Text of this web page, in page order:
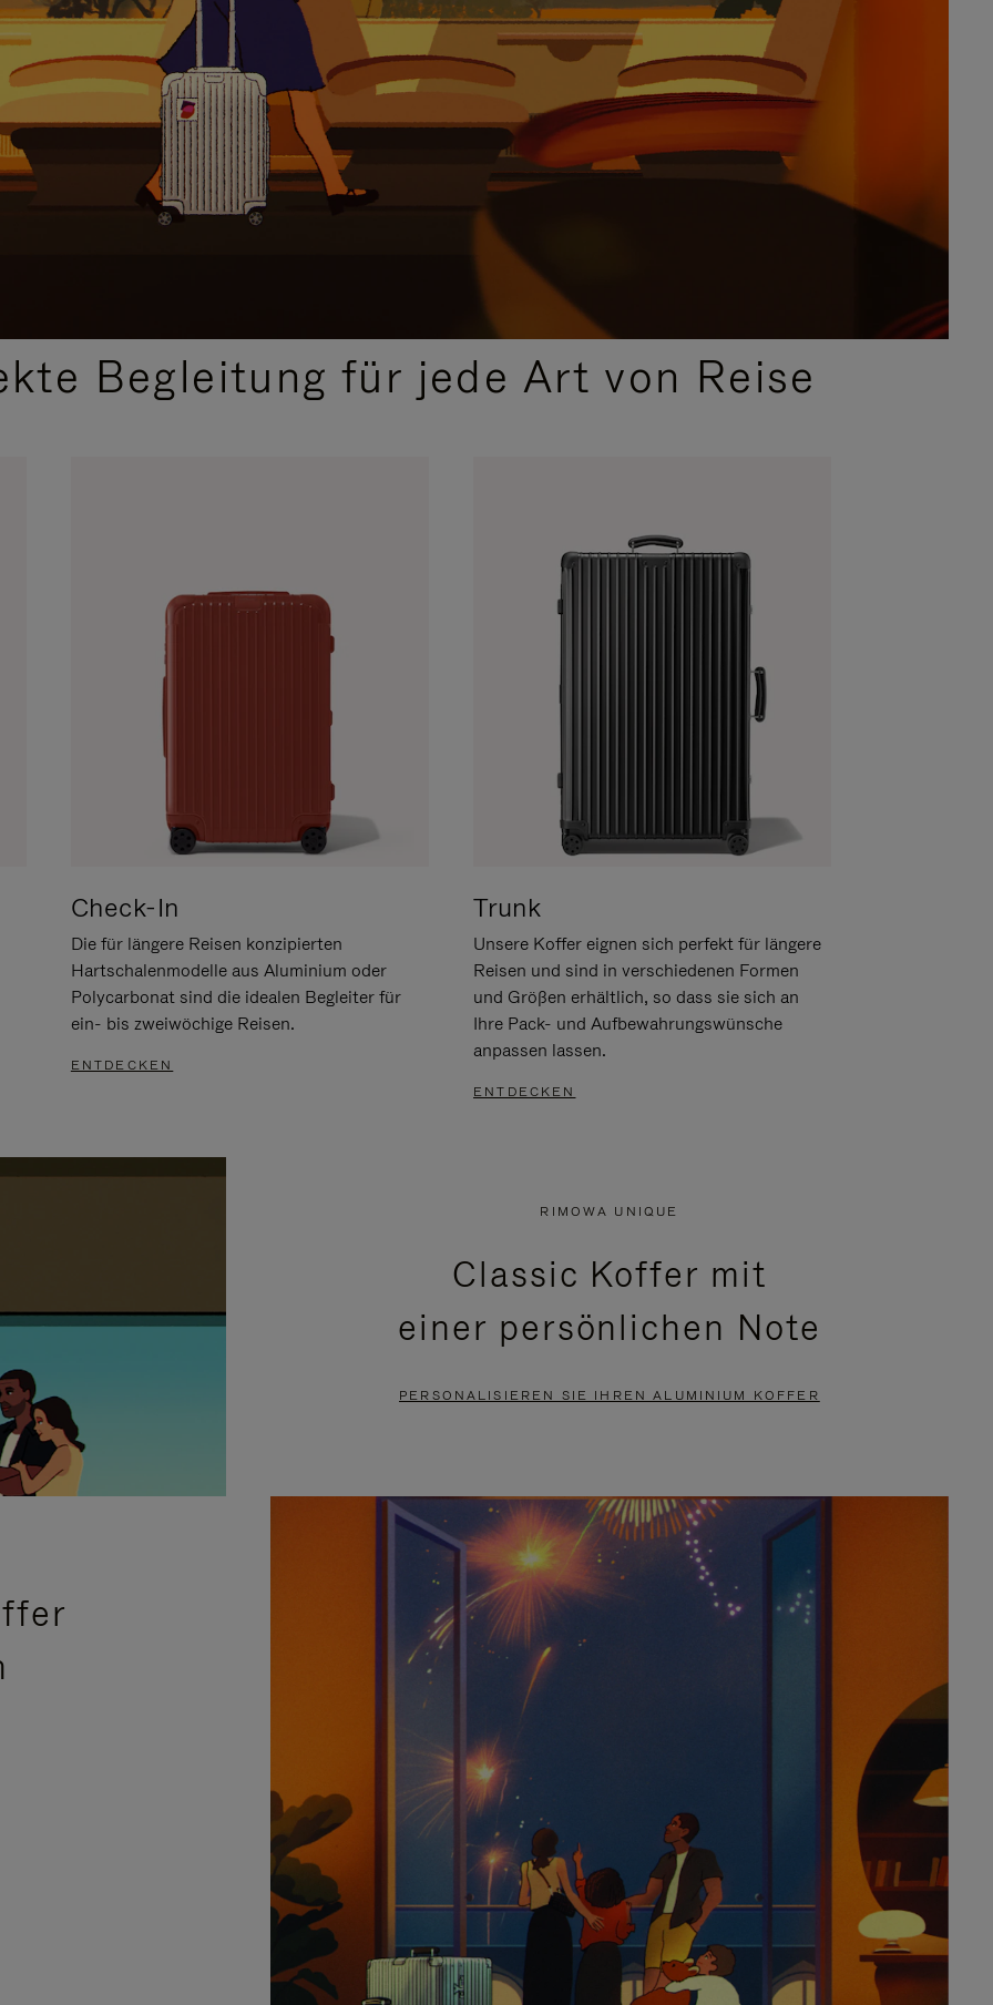
Begleitung für jede Art von Reise
Check-In
Die für längere Reisen konzipierten
Hartschalenmodelle aus Aluminium oder
Polycarbonat sind die idealen Begleiter für
ein- bis zweiwöchige Reisen.
ENTDECKEN
Trunk
Unsere Koffer eignen sich perfekt für längere
Reisen und sind in verschiedenen Formen
und Größen erhältlich, so dass sie sich an
Ihre Pack- und Aufbewahrungswünsche
anpassen lassen.
ENTDECKEN
RIMOWA UNIQUE
Classic Koffer mit
einer persönlichen Note
PERSONALISIEREN SIE IHREN ALUMINIUM KOFFER